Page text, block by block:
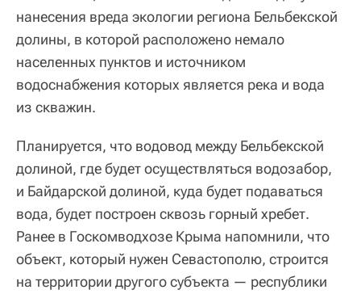
нанесения вреда экологии региона Бельбекской
долины, в которой расположено немало
населенных пунктов и источником
водоснабжения которых является река и вода
из скважин.
Планируется, что водовод между Бельбекской
долиной, где будет осуществляться водозабор,
и Байдарской долиной, куда будет подаваться
вода, будет построен сквозь горный хребет.
Ранее в Госкомводхозе Крыма напомнили, что
объект, который нужен Севастополю, строится
на территории другого субъекта — республики